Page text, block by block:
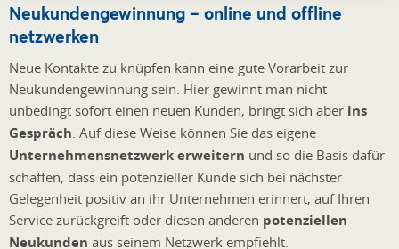
Neukundengewinnung – online und offline
netzwerken
Neue Kontakte zu knüpfen kann eine gute Vorarbeit zur
Neukundengewinnung sein. Hier gewinnt man nicht
unbedingt sofort einen neuen Kunden, bringt sich aber ins
Gespräch . Auf diese Weise können Sie das eigene
Unternehmensnetzwerk erweitern und so die Basis dafür
schaffen, dass ein potenzieller Kunde sich bei nächster
Gelegenheit positiv an ihr Unternehmen erinnert, auf Ihren
Service zurückgreift oder diesen anderen potenziellen
Neukunden aus seinem Netzwerk empfiehlt.